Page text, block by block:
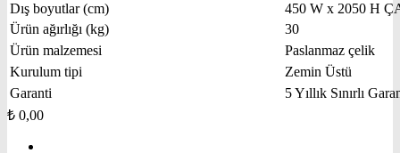
Dış boyutlar (cm)
450 W x 2050 H
Ürün ağırlığı (kg)
30
Ürün malzemesi
Paslanmaz çelik
Kurulum tipi
Zemin Üstü
Garanti
5 Yıllık Sınırlı
₺ 0,00